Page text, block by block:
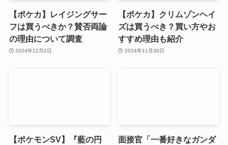
【ポケカ】レイジングサー
フは買うべきか？賛否両論
の理由について調査
2024年12月2日
【ポケカ】クリムゾンヘイ
ズは買うべき？買い方やお
すすめ理由も紹介
2024年11月30日
【ポケモンSV】『藍の円
面接官「一番好きなガンダ